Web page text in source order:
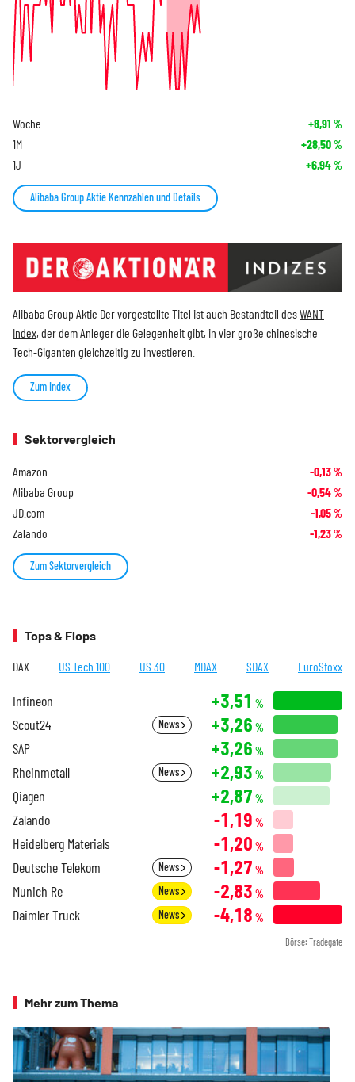
Woche +8,91 %
1M +28,50%
1J +6,94%
Alibaba Group Aktie Kennzahlen und Details
Alibaba Group Aktie Der vorgestellte Titel ist auch Bestandteil desWANT
Index, der dem Anleger die Gelegenheit gibt, in vier große chinesische
Tech-Giganten gleichzeitig zu investieren.
Zum Index
Sektorvergleich
Amazon -0,13%
Alibaba Group -0,54%
JD.com -1,05%
Zalando -1,23%
Zum Sektorvergleich
Tops & Flops
DAX US Tech 100 US 30 MDAX SDAX EuroStoxx
Infineon +3,51 %
Scout24 News +3,26 %
SAP +3,26 %
Rheinmetall News +2,93 %
Qiagen +2,87 %
Zalando -1,19 %
Heidelberg Materials -1,20 %
Deutsche Telekom News -1,27 %
Munich Re News -2,83 %
Daimler Truck News -4,18 %
Börse: Tradegate
Mehr zum Thema